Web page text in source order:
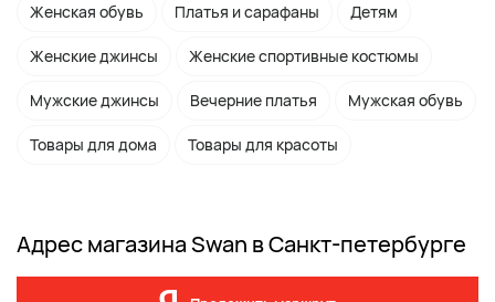
Женская обувь Платья и сарафаны Детям
Женские джинсы Женские спортивные костюмы
Мужские джинсы Вечерние платья Мужская обувь
Товары для дома Товары для красоты
Адрес магазина Swan в Санкт-петербурге